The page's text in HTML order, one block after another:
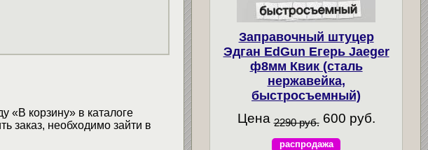
«В корзину» в каталоге
заказ, необходимо зайти в
Заправочный штуцер
Эдган EdGun Егерь Jaeger
ф8мм Квик (сталь
нержавейка,
быстросъемный)
Цена 2290 руб. 600 руб.
распродажа